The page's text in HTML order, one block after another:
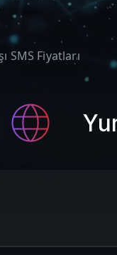
SMS Fiyatları